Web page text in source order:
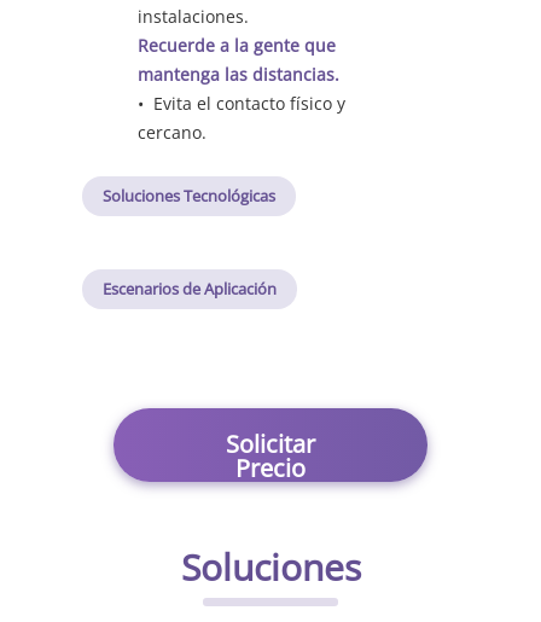
instalaciones.
Recuerde a la gente que
mantenga las distancias.
• Evita el contacto físico y
cercano.
Soluciones Tecnológicas
Escenarios de Aplicación
Solicitar
Precio
Soluciones